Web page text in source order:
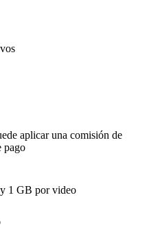
aplicar una comisión de
pago
1 GB por video